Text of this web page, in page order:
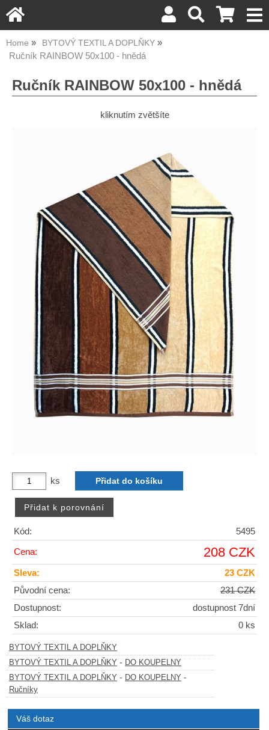
Home BYTOVÝ TEXTIL A DOPLŇKY
Ručník RAINBOW 50x100 - hnědá
Ručník RAINBOW 50x100 - hnědá
kliknutím zvětšíte
ks
Kód: 5495
Cena: 208 CZK
Sleva:
23 CZK
Původní cena:
231 CZK
Dostupnost:
dostupnost 7dní
Sklad:
0 ks
BYTOVÝ TEXTIL A DOPLŇKY
BYTOVÝ TEXTIL A DOPLŇKY - DO KOUPELNY
BYTOVÝ TEXTIL A DOPLŇKY - DO KOUPELNY -
Ručníky
Váš dotaz